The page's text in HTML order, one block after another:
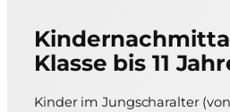
Klasse bis 11
Kinder im Jungscharalter (von